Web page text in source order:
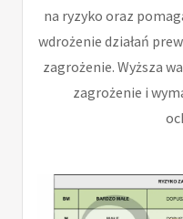
na ryzyko oraz
wdrożenie działań
zagrożenie. Wyższa
zagrożenie i